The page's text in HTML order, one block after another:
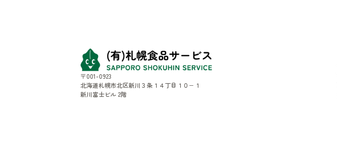
〒001-0923
北海道札幌市北区新川３条１４丁目１０−１
新川富士ビル 2階